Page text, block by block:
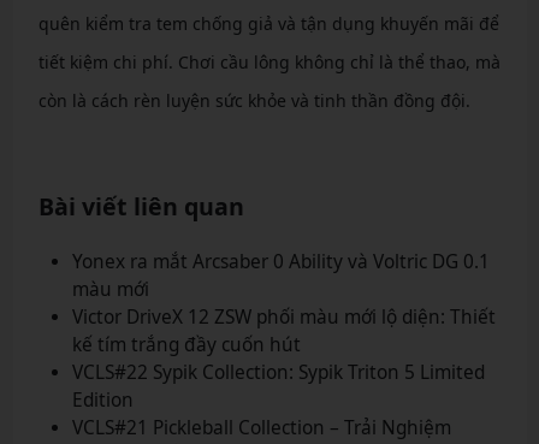
quên kiểm tra tem chống giả và tận dụng khuyến mãi để
tiết kiệm chi phí. Chơi cầu lông không chỉ là thể thao, mà
còn là cách rèn luyện sức khỏe và tinh thần đồng đội.
Bài viết liên quan
Yonex ra mắt Arcsaber 0 Ability và Voltric DG 0.1
màu mới
Victor DriveX 12 ZSW phối màu mới lộ diện: Thiết
kế tím trắng đầy cuốn hút
VCLS#22 Sypik Collection: Sypik Triton 5 Limited
Edition
VCLS#21 Pickleball Collection – Trải Nghiệm